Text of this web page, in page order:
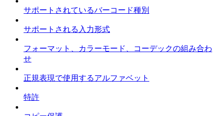
サポートされているバーコード種別
サポートされる入力形式
フォーマット、カラーモード、コーデックの組み合わ
せ
正規表現で使用するアルファベット
特許